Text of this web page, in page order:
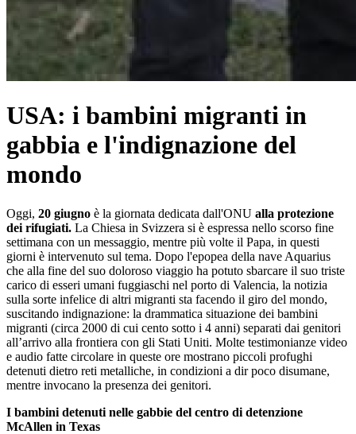
USA: i bambini migranti in
gabbia e l'indignazione del
mondo
Oggi, 20 giugno è la giornata dedicata dall'ONU alla protezione
dei rifugiati. La Chiesa in Svizzera si è espressa nello scorso fine
settimana con un messaggio, mentre più volte il Papa, in questi
giorni è intervenuto sul tema. Dopo l'epopea della nave Aquarius
che alla fine del suo doloroso viaggio ha potuto sbarcare il suo triste
carico di esseri umani fuggiaschi nel porto di Valencia, la notizia
sulla sorte infelice di altri migranti sta facendo il giro del mondo,
suscitando indignazione: la drammatica situazione dei bambini
migranti (circa 2000 di cui cento sotto i 4 anni) separati dai genitori
all’arrivo alla frontiera con gli Stati Uniti. Molte testimonianze video
e audio fatte circolare in queste ore mostrano piccoli profughi
detenuti dietro reti metalliche, in condizioni a dir poco disumane,
mentre invocano la presenza dei genitori.
I bambini detenuti nelle gabbie del centro di detenzione
McAllen in Texas